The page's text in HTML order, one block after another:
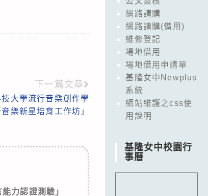
下一篇文章
大學流行音樂創作學
樂新星培育工作坊」
力認證測驗」
網路請購
網路請購(備用)
維修登記
場地借用
場地借用申請單
基隆女中Newplus
系統
網站維護之css使
用說明
基隆女中校園行
事曆